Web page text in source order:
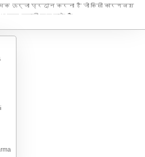
ऊर्जा प्रदान करना है जो किसी कारणवश
पर एकाकी रह जाते हैं।